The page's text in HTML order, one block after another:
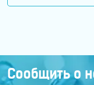
оксидативного
Сообщить о